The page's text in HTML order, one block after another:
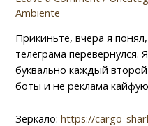
Ambiente
Прикиньте, вчера я
телеграма перевернулся.
буквально каждый
боты и не реклама
Зеркало:https://cargo-